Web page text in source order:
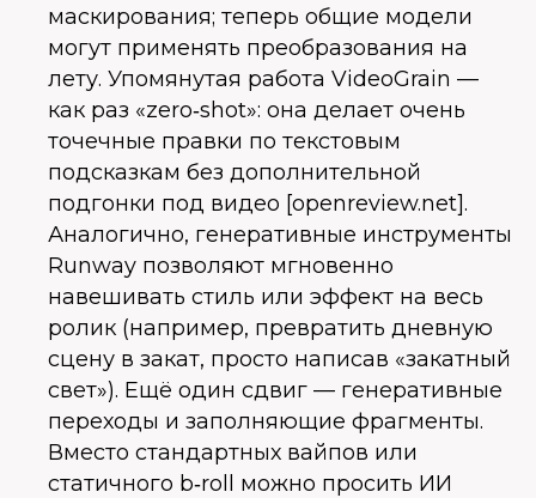
маскирования; теперь общие модели
могут применять преобразования на
лету. Упомянутая работа VideoGrain —
как раз «zero‑shot»: она делает очень
точечные правки по текстовым
подсказкам без дополнительной
подгонки под видео [openreview.net].
Аналогично, генеративные инструменты
Runway позволяют мгновенно
навешивать стиль или эффект на весь
ролик (например, превратить дневную
сцену в закат, просто написав «закатный
свет»). Ещё один сдвиг — генеративные
переходы и заполняющие фрагменты.
Вместо стандартных вайпов или
статичного b‑roll можно просить ИИ